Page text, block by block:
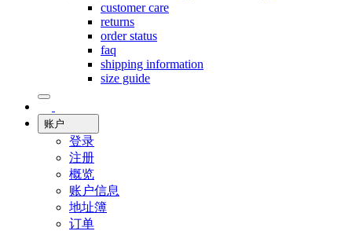
customer care
returns
order status
faq
shipping information
size guide
账户
登录
注册
概览
账户信息
地址簿
订单